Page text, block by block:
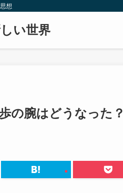
想
い世界
の腕はどうなった？